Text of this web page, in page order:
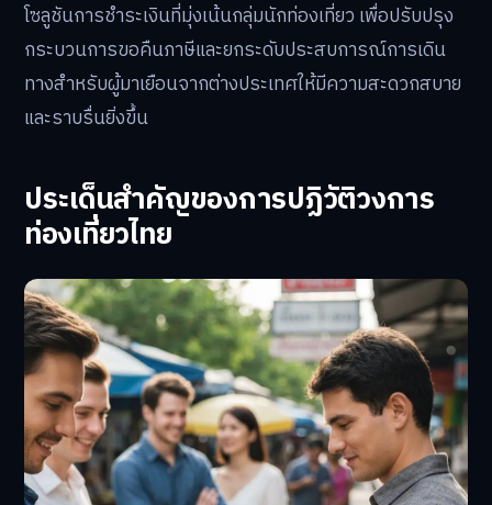
โซลูชันการชำระเงินที่มุ่งเน้นกลุ่มนักท่องเที่ยว เพื่อปรับปรุง
กระบวนการขอคืนภาษีและยกระดับประสบการณ์การเดิน
ทางสำหรับผู้มาเยือนจากต่างประเทศให้มีความสะดวกสบาย
และราบรื่นยิ่งขึ้น
ประเด็นสำคัญของการปฏิวัติวงการ
ท่องเที่ยวไทย